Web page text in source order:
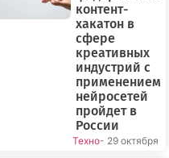
контент-
хакатон в
сфере
креативных
индустрий с
применением
нейросетей
пройдет в
России
Техно- 29 октября